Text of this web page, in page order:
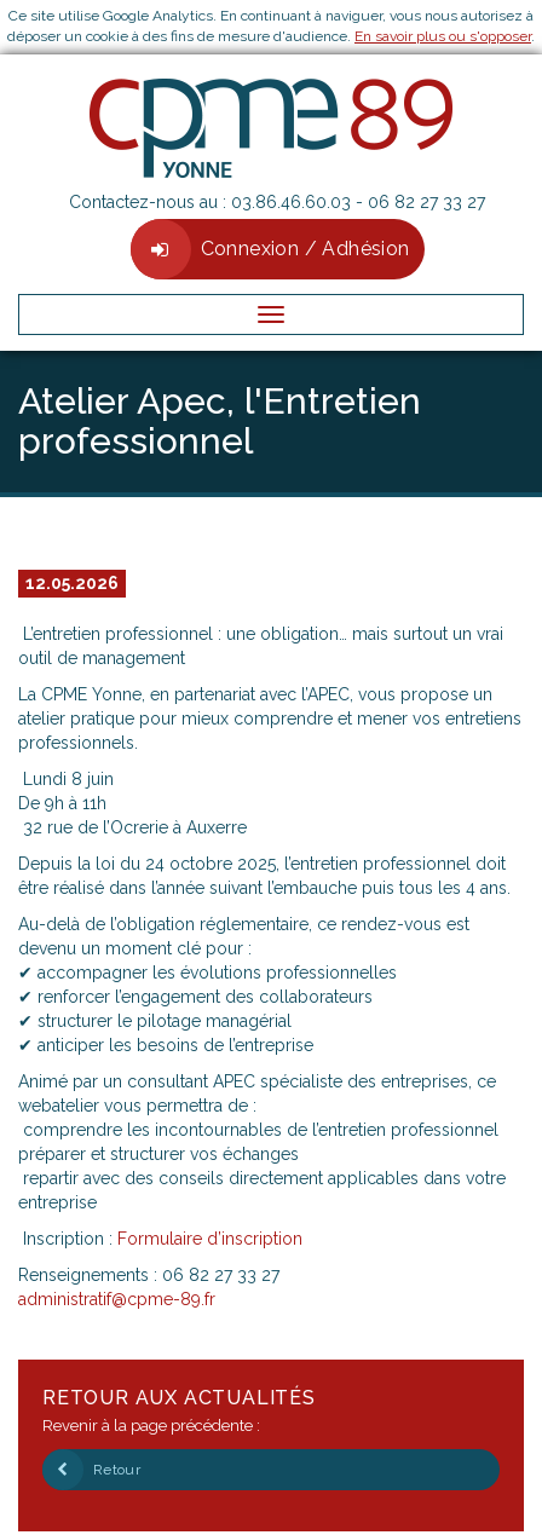
Ce site utilise Google Analytics. En continuant à naviguer, vous nous autorisez à
déposer un cookie à des fins de mesure d'audience. En savoir plus ou s'opposer.
Contactez-nous au : 03.86.46.60.03 - 06 82 27 33 27
Connexion / Adhésion
Menu
Atelier Apec, l'Entretien
professionnel
12.05.2026
L’entretien professionnel : une obligation… mais surtout un vrai
outil de management
La CPME Yonne, en partenariat avec l’APEC, vous propose un
atelier pratique pour mieux comprendre et mener vos entretiens
professionnels.
Lundi 8 juin
De 9h à 11h
32 rue de l’Ocrerie à Auxerre
Depuis la loi du 24 octobre 2025, l’entretien professionnel doit
être réalisé dans l’année suivant l’embauche puis tous les 4 ans.
Au-delà de l’obligation réglementaire, ce rendez-vous est
devenu un moment clé pour :
✔ accompagner les évolutions professionnelles
✔ renforcer l’engagement des collaborateurs
✔ structurer le pilotage managérial
✔ anticiper les besoins de l’entreprise
Animé par un consultant APEC spécialiste des entreprises, ce
webatelier vous permettra de :
comprendre les incontournables de l’entretien professionnel
préparer et structurer vos échanges
repartir avec des conseils directement applicables dans votre
entreprise
Inscription : Formulaire d’inscription
Renseignements : 06 82 27 33 27
administratif@cpme-89.fr
RETOUR AUX ACTUALITÉS
Revenir à la page précédente :
Retour